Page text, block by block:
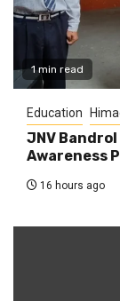
1 min read
Education
JNV
Awareness
16 hours ago